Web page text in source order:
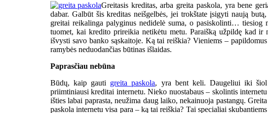
Greitasis kreditas, arba greita paskola, yra bene
dabar. Galbūt šis kreditas neišgelbės, jei trokštate įsigyti naują
greitai reikalinga palyginus nedidelė suma, o pasiskolinti… tiesiog
tuomet, kai kredito prireikia netikėtu metu. Paraišką užpildę kad
išvysti savo banko sąskaitoje. Ką tai reiškia? Vieniems –
ramybės neduodančias būtinas išlaidas.
Paprasčiau nebūna
Būdų, kaip gauti greita paskola, yra bent keli. Daugeliui iki šiol
priimtiniausi kreditai internetu. Nieko nuostabaus – skolintis internetu
išties labai paprasta, neužima daug laiko, nekainuoja pastangų. Greita
paskola internetu visa para – ką tai reiškia? Tai specialiai skubantiems